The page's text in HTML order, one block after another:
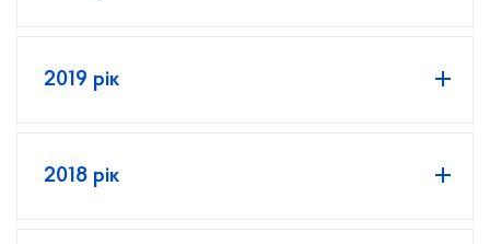
2019 рік
2018 рік